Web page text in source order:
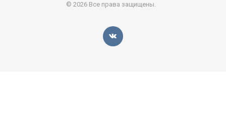
© 2026 Все права защищены.